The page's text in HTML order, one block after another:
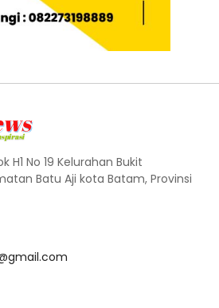
H1 No 19 Kelurahan Bukit
Batu Aji kota Batam, Provinsi